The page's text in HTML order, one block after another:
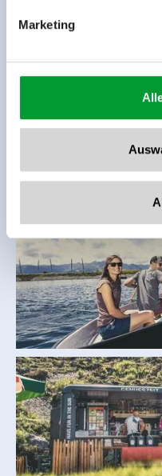
Marketing
ideale Ort, um die